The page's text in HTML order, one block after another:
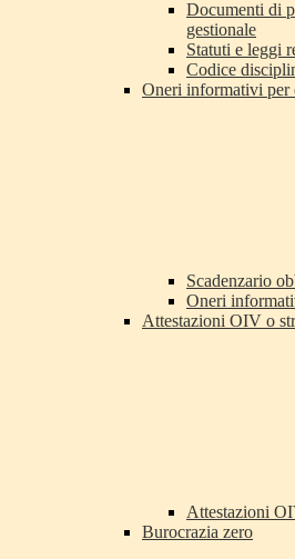
Documenti di
gestionale
Statuti e leggi
Codice
Oneri informativi per
Scadenzario
Oneri
Attestazioni OIV o
Attestazioni
Burocrazia zero